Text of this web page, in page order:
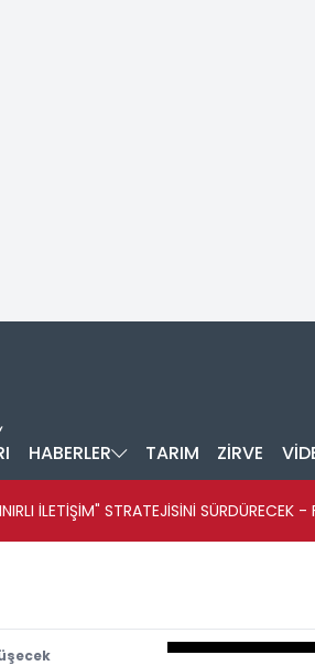
HABERLER TARIM ZİRVE
İLETİŞİM" STRATEJİSİNİ SÜRDÜRECEK -